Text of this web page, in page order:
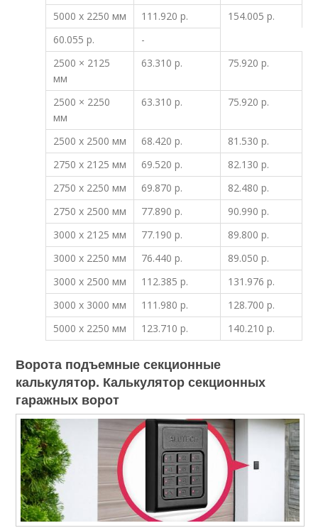
5000 x 2250 мм
111.920 р.
154.005 р.
60.055 р.
-
2500 × 2125
мм
63.310 р. 75.920 р.
2500 × 2250
мм
63.310 р. 75.920 р.
2500 x 2500 мм 68.420 р.
81.530 р.
2750 x 2125 мм
69.520 р.
82.130 р.
2750 x 2250 мм
69.870 р.
82.480 р.
2750 x 2500 мм
77.890 р.
90.990 р.
3000 x 2125 мм
77.190 р.
89.800 р.
3000 x 2250 мм
76.440 р.
89.050 р.
3000 x 2500 мм
112.385 р.
131.976 р.
3000 x 3000 мм
111.980 р.
128.700 р.
5000 x 2250 мм
123.710 р. 140.210 р.
Ворота подъемные секционные
калькулятор. Калькулятор секционных
гаражных ворот